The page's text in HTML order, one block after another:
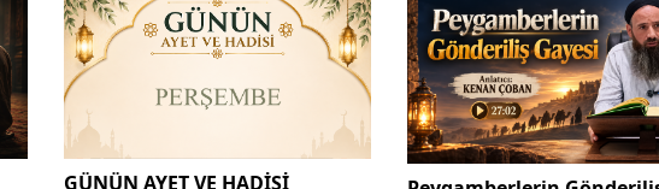
göklerin, yerin ve ikisi arasında
bulunanların Rabbidir. Şu halde O’na
ibadet et ve O’na ibadetinde sebat
gös­ter! Sen O’na adaş bilir misin hiç?
Açıklaması “Biz...
yalanlayıp durduğunuz
günüdür. Allah, adaletiyle,
rım amellerine göre
ayirdedecektir. Cennetliklerin
cennete, cehen­nemliklerin de
cehenneme gireceklerine
verilecektir. 22-23- (Allah,
meleklerine şöyle der):...
GÜNÜN AYET VE HADİSİ